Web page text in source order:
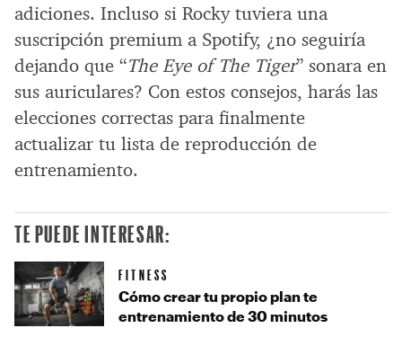
adiciones. Incluso si Rocky tuviera una
suscripción premium a Spotify, ¿no seguiría
dejando que “The Eye of The Tiger” sonara en
sus auriculares? Con estos consejos, harás las
elecciones correctas para finalmente
actualizar tu lista de reproducción de
entrenamiento.
TE PUEDE INTERESAR:
FITNESS
Cómo crear tu propio plan te
entrenamiento de 30 minutos